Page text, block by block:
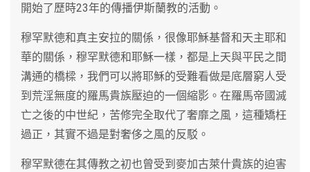
開始了歷時23年的傳播伊斯蘭教的活動。
穆罕默德和真主安拉的關係，很像耶穌基督和天主耶和
華的關係，穆罕默德和耶穌一樣，都是上天與平民之間
溝通的橋樑，我們可以將耶穌的受難看做是底層窮人受
到荒淫無度的羅馬貴族壓迫的一個縮影。在羅馬帝國滅
亡之後的中世紀，苦修完全取代了奢靡之風，這種矯枉
過正，其實不過是對奢侈之風的反駁。
穆罕默德在其傳教之初也曾受到麥加古萊什貴族的迫害